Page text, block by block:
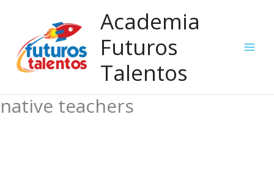
contenido
Academia
Futuros
Talentos
native teachers